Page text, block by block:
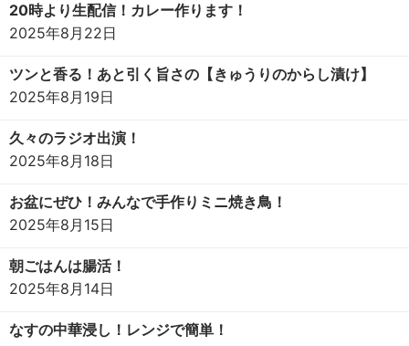
20時より生配信！カレー作ります！
2025年8月22日
ツンと香る！あと引く旨さの【きゅうりのからし漬け】
2025年8月19日
久々のラジオ出演！
2025年8月18日
お盆にぜひ！みんなで手作りミニ焼き鳥！
2025年8月15日
朝ごはんは腸活！
2025年8月14日
なすの中華浸し！レンジで簡単！